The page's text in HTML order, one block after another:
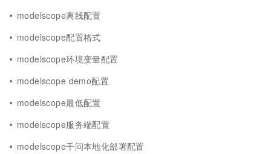
modelscope离线配置
modelscope配置格式
modelscope环境变量配置
modelscope demo配置
modelscope最低配置
modelscope服务端配置
modelscope千问本地化部署配置